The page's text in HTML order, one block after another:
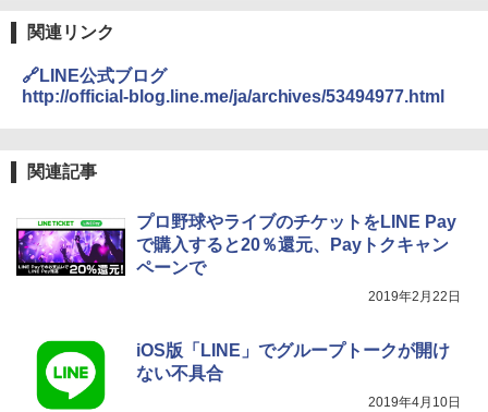
関連リンク
🔗LINE公式ブログ
http://official-blog.line.me/ja/archives/53494977.html
関連記事
プロ野球やライブのチケットをLINE Pay
で購入すると20％還元、Payトクキャン
ペーンで
2019年2月22日
iOS版「LINE」でグループトークが開け
ない不具合
2019年4月10日